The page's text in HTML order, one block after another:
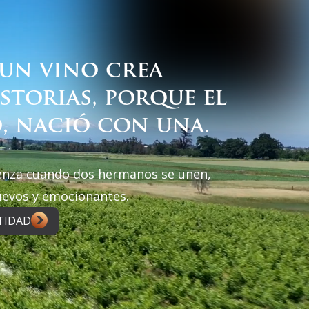
vino crea
porque el
nació con una.
cuando dos hermanos se unen,
y emocionantes.